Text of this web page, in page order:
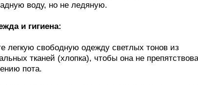
воду, но не ледяную.
и гигиена:
легкую свободную одежду светлых тонов из
тканей (хлопка), чтобы она не
пота.